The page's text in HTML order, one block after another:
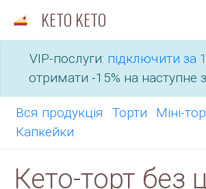
KETO KETO
VIP-послуги: підключити за
отримати -15% на наступне
Вся продукція Торти Міні-
Капкейки
Кето-торт без